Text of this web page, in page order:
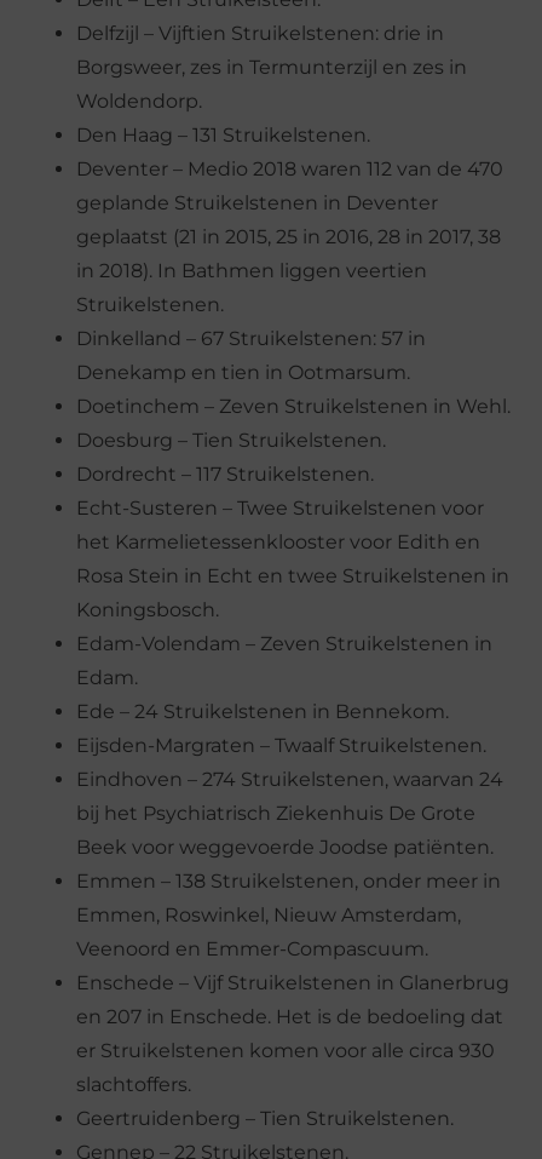
Delfzijl – Vijftien Struikelstenen: drie in
Borgsweer, zes in Termunterzijl en zes in
Woldendorp.
Den Haag – 131 Struikelstenen.
Deventer – Medio 2018 waren 112 van de 470
geplande Struikelstenen in Deventer
geplaatst (21 in 2015, 25 in 2016, 28 in 2017, 38
in 2018). In Bathmen liggen veertien
Struikelstenen.
Dinkelland – 67 Struikelstenen: 57 in
Denekamp en tien in Ootmarsum.
Doetinchem – Zeven Struikelstenen in Wehl.
Doesburg – Tien Struikelstenen.
Dordrecht – 117 Struikelstenen.
Echt-Susteren – Twee Struikelstenen voor
het Karmelietessenklooster voor Edith en
Rosa Stein in Echt en twee Struikelstenen in
Koningsbosch.
Edam-Volendam – Zeven Struikelstenen in
Edam.
Ede – 24 Struikelstenen in Bennekom.
Eijsden-Margraten – Twaalf Struikelstenen.
Eindhoven – 274 Struikelstenen, waarvan 24
bij het Psychiatrisch Ziekenhuis De Grote
Beek voor weggevoerde Joodse patiënten.
Emmen – 138 Struikelstenen, onder meer in
Emmen, Roswinkel, Nieuw Amsterdam,
Veenoord en Emmer-Compascuum.
Enschede – Vijf Struikelstenen in Glanerbrug
en 207 in Enschede. Het is de bedoeling dat
er Struikelstenen komen voor alle circa 930
slachtoffers.
Geertruidenberg – Tien Struikelstenen.
Gennep – 22 Struikelstenen.